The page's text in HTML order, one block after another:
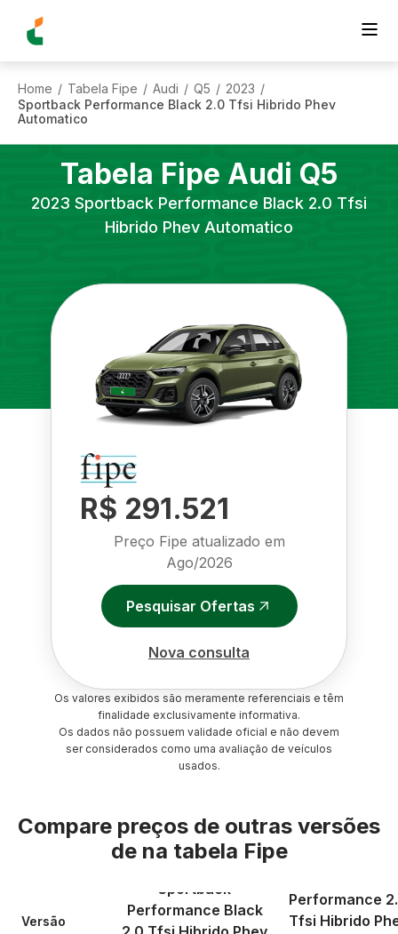
Home / Tabela Fipe / Audi / Q5 / 2023 /
Sportback Performance Black 2.0 Tfsi Hibrido Phev
Automatico
Tabela Fipe Audi Q5
2023 Sportback Performance Black 2.0 Tfsi
Hibrido Phev Automatico
R$ 291.521
Preço Fipe atualizado em
Ago/2026
Pesquisar Ofertas
Nova consulta
Os valores exibidos são meramente referenciais e têm
finalidade exclusivamente informativa.
Os dados não possuem validade oficial e não devem
ser considerados como uma avaliação de veículos
usados.
Compare preços de outras versões
de na tabela Fipe
Versão
Sportback
Performance Black
Performance
Tfsi Hibrido